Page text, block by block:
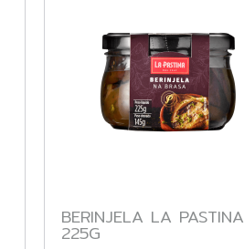
BERINJELA LA PASTINA
225G